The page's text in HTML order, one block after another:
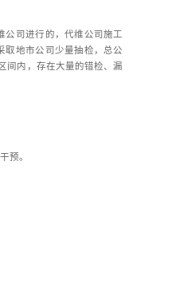
公司进行的，代维公司施工
取地市公司少量抽检，总公
间内，存在大量的错检、漏
预。